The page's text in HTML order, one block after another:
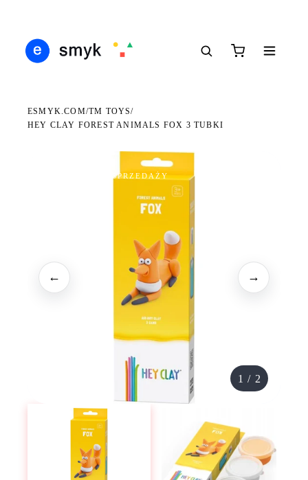
ESMYK.COM/TM TOYS/
HEY CLAY FOREST ANIMALS FOX 3 TUBKI
WKRÓTCE W SPRZEDAŻY
← →
1 / 2